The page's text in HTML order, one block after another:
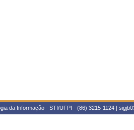
da Informação - STI/UFPI - (86) 3215-1124 |